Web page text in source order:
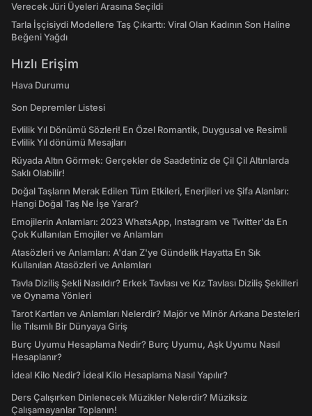
Verecek Jüri Üyeleri Arasına Seçildi
Tarla İşçisiydi Modellere Taş Çıkarttı: Viral Olan Kadının Son Haline
Beğeni Yağdı
Hızlı Erişim
Hava Durumu
Son Depremler Listesi
Evlilik Yıl Dönümü Sözleri! En Özel Romantik, Duygusal ve Resimli
Evlilik Yıl dönümü Mesajları
Rüyada Altın Görmek: Gerçekler de Saadetiniz de Çil Çil Altınlarda
Saklı Olabilir!
Doğal Taşların Merak Edilen Tüm Etkileri, Enerjileri ve Şifa Alanları:
Hangi Doğal Taş Ne İşe Yarar?
Emojilerin Anlamları: 2023 WhatsApp, Instagram ve Twitter'da En
Çok Kullanılan Emojiler ve Anlamları
Atasözleri ve Anlamları: A'dan Z'ye Gündelik Hayatta En Sık
Kullanılan Atasözleri ve Anlamları
Tavla Diziliş Şekli Nasıldır? Erkek Tavlası ve Kız Tavlası Diziliş Şekilleri
ve Oynama Yönleri
Tarot Kartları ve Anlamları Nelerdir? Majör ve Minör Arkana Desteleri
İle Tılsımlı Bir Dünyaya Giriş
Burç Uyumu Hesaplama Nedir? Burç Uyumu, Aşk Uyumu Nasıl
Hesaplanır?
İdeal Kilo Nedir? İdeal Kilo Hesaplama Nasıl Yapılır?
Ders Çalışırken Dinlenecek Müzikler Nelerdir? Müziksiz
Çalışamayanlar Toplanın!